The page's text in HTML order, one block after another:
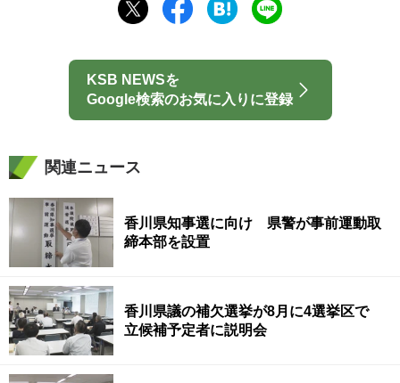
KSB NEWSを
Google検索のお気に入りに登録
関連ニュース
香川県知事選に向け 県警が事前運動取
締本部を設置
香川県議の補欠選挙が8月に4選挙区で
立候補予定者に説明会